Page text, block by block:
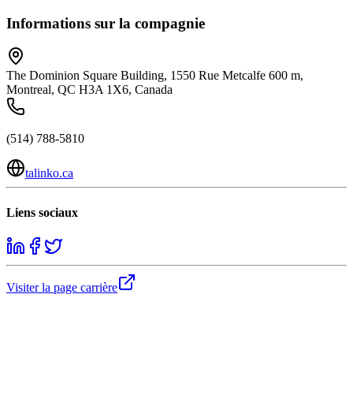
Informations sur la compagnie
The Dominion Square Building, 1550 Rue Metcalfe 600 m,
Montreal, QC H3A 1X6, Canada
(514) 788-5810
talinko.ca
Liens sociaux
Visiter la page carrière